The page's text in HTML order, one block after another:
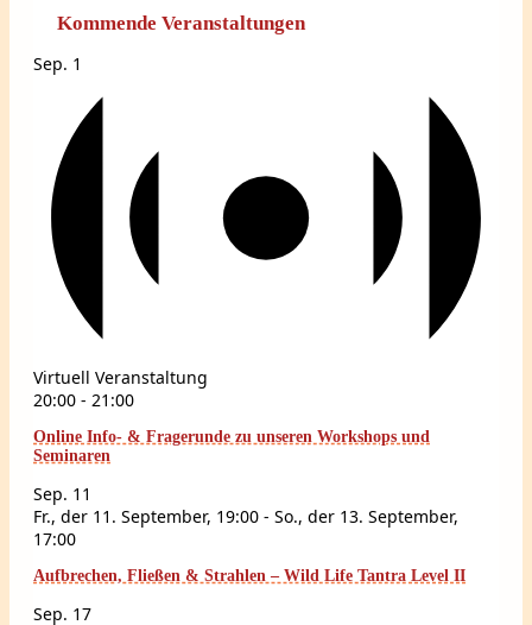
Kommende Veranstaltungen
Sep. 1
Virtuell Veranstaltung
20:00 - 21:00
Online Info- & Fragerunde zu unseren Workshops und
Seminaren
Sep. 11
Fr., der 11. September, 19:00 - So., der 13. September,
17:00
Aufbrechen, Fließen & Strahlen – Wild Life Tantra Level II
Sep. 17